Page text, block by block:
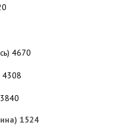
4670
4308
1524